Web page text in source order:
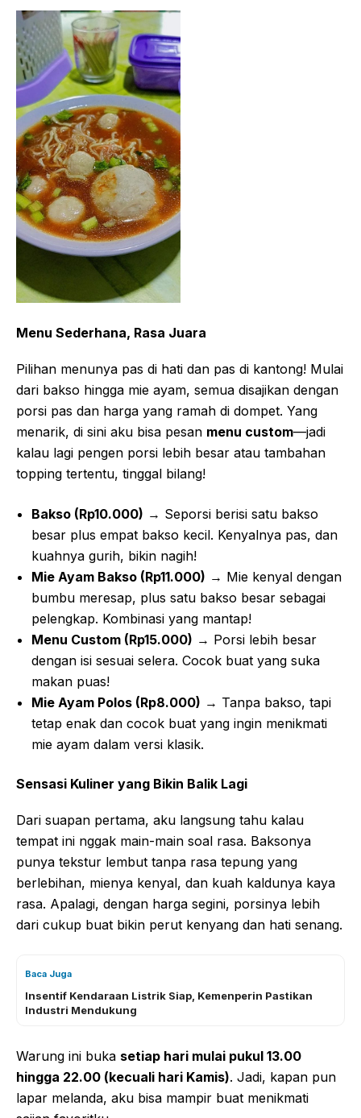
Menu Sederhana, Rasa Juara
Pilihan menunya pas di hati dan pas di kantong! Mulai
dari bakso hingga mie ayam, semua disajikan dengan
porsi pas dan harga yang ramah di dompet. Yang
menarik, di sini aku bisa pesan menu custom—jadi
kalau lagi pengen porsi lebih besar atau tambahan
topping tertentu, tinggal bilang!
Bakso (Rp10.000) → Seporsi berisi satu bakso
besar plus empat bakso kecil. Kenyalnya pas, dan
kuahnya gurih, bikin nagih!
Mie Ayam Bakso (Rp11.000) → Mie kenyal dengan
bumbu meresap, plus satu bakso besar sebagai
pelengkap. Kombinasi yang mantap!
Menu Custom (Rp15.000) → Porsi lebih besar
dengan isi sesuai selera. Cocok buat yang suka
makan puas!
Mie Ayam Polos (Rp8.000) → Tanpa bakso, tapi
tetap enak dan cocok buat yang ingin menikmati
mie ayam dalam versi klasik.
Sensasi Kuliner yang Bikin Balik Lagi
Dari suapan pertama, aku langsung tahu kalau
tempat ini nggak main-main soal rasa. Baksonya
punya tekstur lembut tanpa rasa tepung yang
berlebihan, mienya kenyal, dan kuah kaldunya kaya
rasa. Apalagi, dengan harga segini, porsinya lebih
dari cukup buat bikin perut kenyang dan hati senang.
Baca Juga
Insentif Kendaraan Listrik Siap, Kemenperin Pastikan
Industri Mendukung
Warung ini buka setiap hari mulai pukul 13.00
hingga 22.00 (kecuali hari Kamis). Jadi, kapan pun
lapar melanda, aku bisa mampir buat menikmati